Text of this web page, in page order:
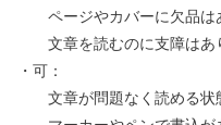
ページやカバーに欠品は
文章を読むのに支障はあ
・可：
文章が問題なく読める状